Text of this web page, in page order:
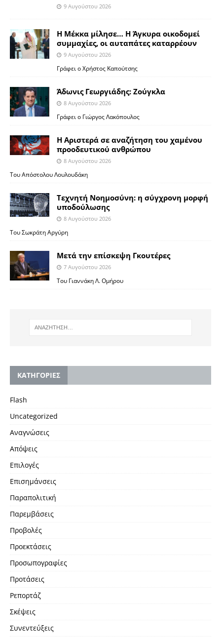
9 Αυγούστου 2026
Η Μέκκα μίλησε… Η Άγκυρα οικοδομεί
συμμαχίες, οι αυταπάτες καταρρέουν
9 Αυγούστου 2026
Γράφει ο Χρήστος Καπούτσης
Άδωνις Γεωργιάδης: Ζούγκλα
8 Αυγούστου 2026
Γράφει ο Γιώργος Λακόπουλος
Η Αριστερά σε αναζήτηση του χαμένου
προοδευτικού ανθρώπου
8 Αυγούστου 2026
Του Απόστολου Λουλουδάκη
Τεχνητή Νοημοσύνη: η σύγχρονη μορφή
υποδούλωσης
8 Αυγούστου 2026
Του Σωκράτη Αργύρη
Μετά την επίσκεψη Γκουτέρες
7 Αυγούστου 2026
Του Γιαννάκη Λ. Ομήρου
KΑΤΗΓΟΡΙΕΣ
Flash
Uncategorized
Αναγνώσεις
Απόψεις
Επιλογές
Επισημάνσεις
Παραπολιτική
Παρεμβάσεις
Προβολές
Προεκτάσεις
Προσωπογραφίες
Προτάσεις
Ρεπορτάζ
Σκέψεις
Συνεντεύξεις